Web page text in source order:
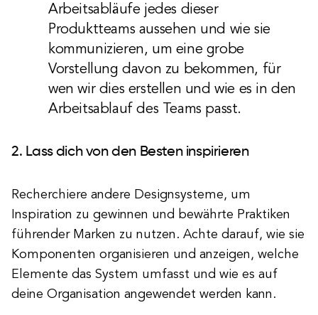
Arbeitsabläufe jedes dieser
Produktteams aussehen und wie sie
kommunizieren, um eine grobe
Vorstellung davon zu bekommen, für
wen wir dies erstellen und wie es in den
Arbeitsablauf des Teams passt.
2. Lass dich von den Besten inspirieren
Recherchiere andere Designsysteme, um
Inspiration zu gewinnen und bewährte Praktiken
führender Marken zu nutzen. Achte darauf, wie sie
Komponenten organisieren und anzeigen, welche
Elemente das System umfasst und wie es auf
deine Organisation angewendet werden kann.